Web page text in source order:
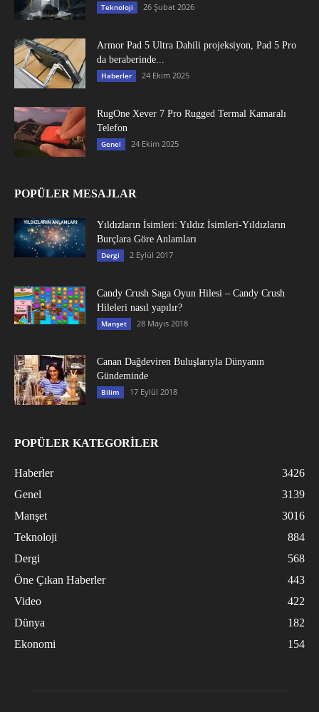
Teknoloji 26 Şubat 2026
Armor Pad 5 Ultra Dahili projeksiyon, Pad 5 Pro
da beraberinde...
Haberler 24 Ekim 2025
RugOne Xever 7 Pro Rugged Termal Kamaralı
Telefon
Genel 24 Ekim 2025
POPÜLER MESAJLAR
Yıldızların İsimleri: Yıldız İsimleri-Yıldızların
Burçlara Göre Anlamları
Dergi 2 Eylül 2017
Candy Crush Saga Oyun Hilesi – Candy Crush
Hileleri nasıl yapılır?
Manşet 28 Mayıs 2018
Canan Dağdeviren Buluşlarıyla Dünyanın
Gündeminde
Bilim 17 Eylül 2018
POPÜLER KATEGORİLER
Haberler
3426
Genel
3139
Manşet
3016
Teknoloji
884
Dergi
568
Öne Çıkan Haberler
443
Video
422
Dünya
182
Ekonomi
154